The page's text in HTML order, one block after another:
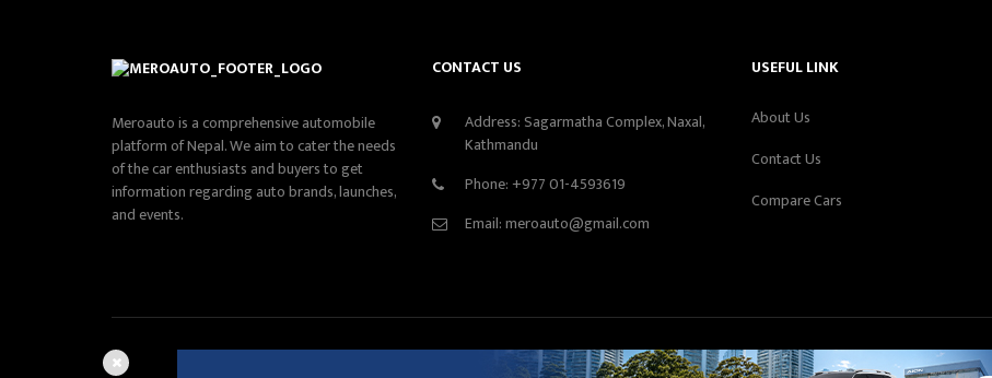
Meroauto is a comprehensive automobile
platform of Nepal. We aim to cater the needs
of the car enthusiasts and buyers to get
information regarding auto brands, launches,
and events.
CONTACT US
Address: Sagarmatha Complex, Naxal,
Kathmandu
Phone: +977 01-4593619
Email:meroauto@gmail.com
USEFUL LINK
About Us
Contact Us
Compare Cars
Editor - Sujan Subedi, Automotives Pvt. Ltd. Registration Number: 1091/075-76